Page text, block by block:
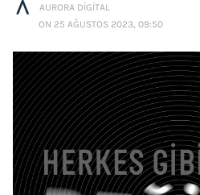
AURORA DIGITAL
ON 25 AĞUSTOS 2023, 09:50